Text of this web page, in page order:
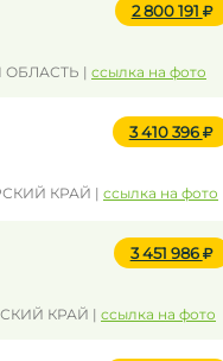
2 800 191
ОБЛАСТЬ | ссылка на фото
3 410 396
КРАЙ | ссылка на фото
3 451 986
КРАЙ | ссылка на фото